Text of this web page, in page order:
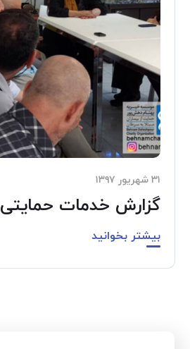
۳۱ شهریور ۱۳۹۷
گزارش خدمات حمایتی
بیشتر بخوانید